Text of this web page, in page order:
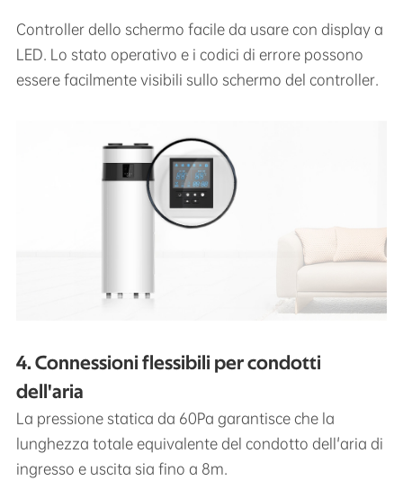
Controller dello schermo facile da usare con display a
LED. Lo stato operativo e i codici di errore possono
essere facilmente visibili sullo schermo del controller.
4. Connessioni flessibili per condotti
dell'aria
La pressione statica da 60Pa garantisce che la
lunghezza totale equivalente del condotto dell'aria di
ingresso e uscita sia fino a 8m.